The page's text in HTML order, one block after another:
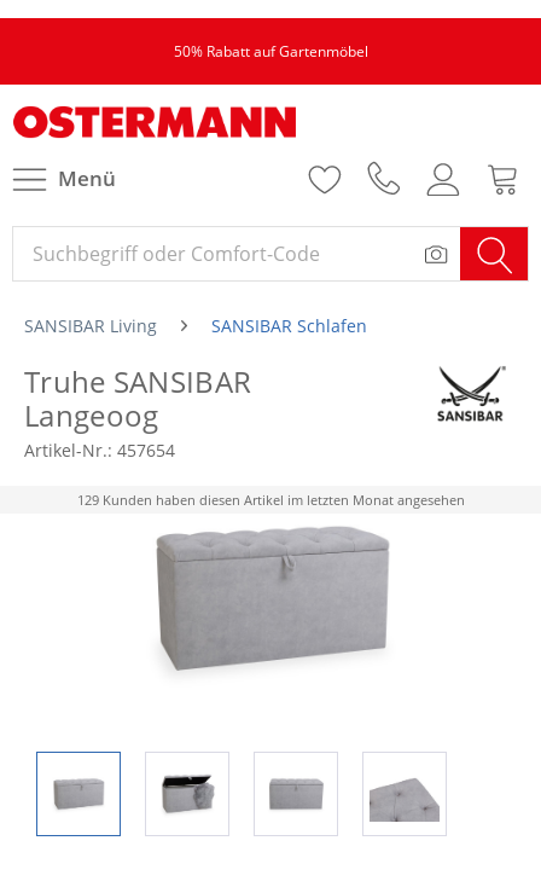
50% Rabatt auf Gartenmöbel
Menü
SANSIBAR Living SANSIBAR Schlafen
Truhe SANSIBAR
Langeoog
Artikel-Nr.: 457654
129 Kunden haben diesen Artikel im letzten Monat angesehen